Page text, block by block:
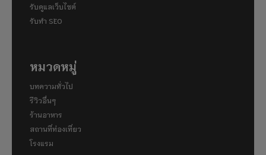
รับดูแลเว็บไซต์
รับทำ SEO
หมวดหมู่
บทความทั่วไป
รีวิวอื่นๆ
ร้านอาหาร
สถานที่ท่องเที่ยว
โรงแรม